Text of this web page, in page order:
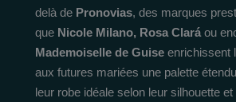
delà de Pronovias, des marques
que Nicole Milano, Rosa Clará ou
Mademoiselle de Guise enrichissent
aux futures mariées une palette
leur robe idéale selon leur silhouette